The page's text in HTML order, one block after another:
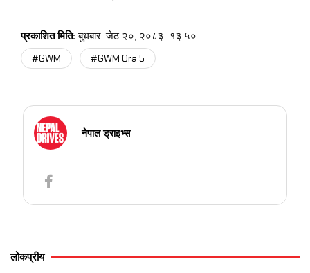
प्रकाशित मिति:बुधबार, जेठ २०, २०८३ १३:५०
#GWM #GWM Ora 5
नेपाल ड्राइभ्स
लोकप्रीय